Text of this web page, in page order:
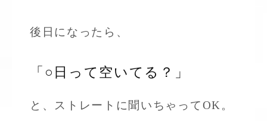
後日になったら、
「○日って空いてる？」
と、ストレートに聞いちゃってOK。